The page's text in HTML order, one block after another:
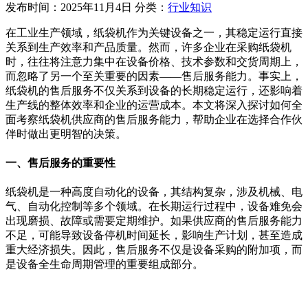
发布时间：2025年11月4日 分类： 行业知识
在工业生产领域，纸袋机作为关键设备之一，其稳定运行直接
关系到生产效率和产品质量。然而，许多企业在采购纸袋机
时，往往将注意力集中在设备价格、技术参数和交货周期上，
而忽略了另一个至关重要的因素——售后服务能力。事实上，
纸袋机的售后服务不仅关系到设备的长期稳定运行，还影响着
生产线的整体效率和企业的运营成本。本文将深入探讨如何全
面考察纸袋机供应商的售后服务能力，帮助企业在选择合作伙
伴时做出更明智的决策。
一、售后服务的重要性
纸袋机是一种高度自动化的设备，其结构复杂，涉及机械、电
气、自动化控制等多个领域。在长期运行过程中，设备难免会
出现磨损、故障或需要定期维护。如果供应商的售后服务能力
不足，可能导致设备停机时间延长，影响生产计划，甚至造成
重大经济损失。因此，售后服务不仅是设备采购的附加项，而
是设备全生命周期管理的重要组成部分。